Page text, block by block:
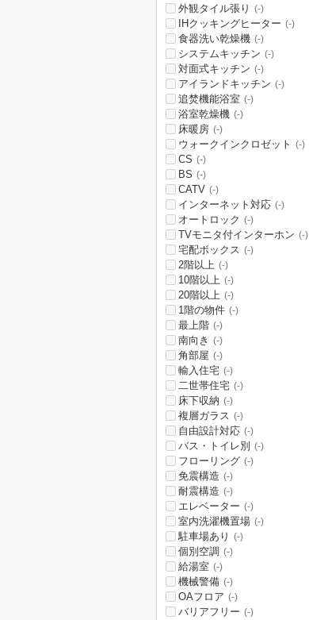
外観タイル張り (-)
IHクッキングヒーター (-)
食器洗い乾燥機 (-)
システムキッチン (-)
対面式キッチン (-)
アイランドキッチン (-)
追焚機能浴室 (-)
浴室乾燥機 (-)
床暖房 (-)
ウォークインクロゼット (-)
CS (-)
BS (-)
CATV (-)
インターネット対応 (-)
オートロック (-)
TVモニタ付インターホン (-)
宅配ボックス (-)
2階以上 (-)
10階以上 (-)
20階以上 (-)
1階の物件 (-)
最上階 (-)
南向き (-)
角部屋 (-)
輸入住宅 (-)
二世帯住宅 (-)
床下収納 (-)
複層ガラス (-)
自由設計対応 (-)
バス・トイレ別 (-)
フローリング (-)
免震構造 (-)
耐震構造 (-)
エレベーター (-)
室内洗濯機置場 (-)
駐車場あり (-)
個別空調 (-)
給湯室 (-)
機械警備 (-)
OAフロア (-)
バリアフリー (-)